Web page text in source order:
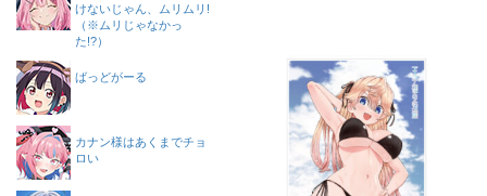
けないじゃん、ムリムリ!
（※ムリじゃなかっ
た!?）
ばっどがーる
カナン様はあくまでチョ
ロい